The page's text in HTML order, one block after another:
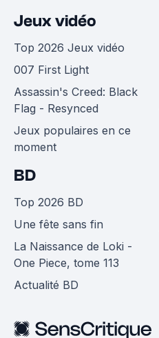
Jeux vidéo
Top 2026 Jeux vidéo
007 First Light
Assassin's Creed: Black
Flag - Resynced
Jeux populaires en ce
moment
BD
Top 2026 BD
Une fête sans fin
La Naissance de Loki -
One Piece, tome 113
Actualité BD